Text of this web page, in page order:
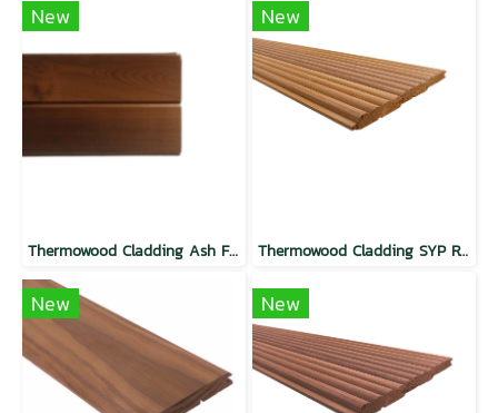
New
Thermowood Cladding Ash Flat TG Mocha
New
Thermowood Cladding SYP Round Wave Butterscotch
New New